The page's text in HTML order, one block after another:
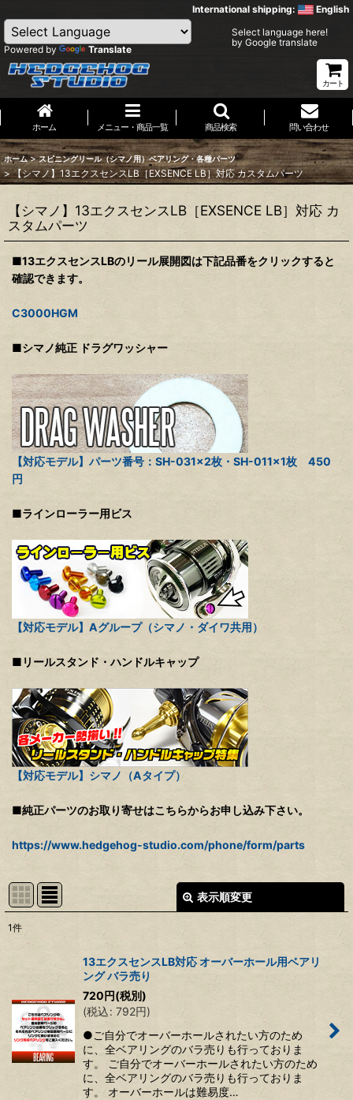
International shipping: English
Powered by Translate
Select language here!
by Google translate
カート
ホーム メニュー・商品一覧 商品検索 問い合わせ
ホーム > スピニングリール（シマノ用）ベアリング・各種パーツ
> 【シマノ】13エクスセンスLB［EXSENCE LB］対応 カスタムパーツ
【シマノ】13エクスセンスLB［EXSENCE LB］対応 カ
スタムパーツ
■13エクスセンスLBのリール展開図は下記品番をクリックすると
確認できます。
C3000HGM
■シマノ純正 ドラグワッシャー
【対応モデル】パーツ番号：SH-031×2枚・SH-011×1枚 450
円
■ラインローラー用ビス
【対応モデル】Aグループ（シマノ・ダイワ共用）
■リールスタンド・ハンドルキャップ
【対応モデル】シマノ（Aタイプ）
■純正パーツのお取り寄せはこちらからお申し込み下さい。
https://www.hedgehog-studio.com/phone/form/parts
表示順変更
表示数
1件
13エクスセンスLB対応 オーバーホール用ベアリ
ング バラ売り
720円(税別)
(税込: 792円)
●ご自分でオーバーホールされたい方のため
に、全ベアリングのバラ売りも行っておりま
す。 ご自分でオーバーホールされたい方のため
に、全ベアリングのバラ売りも行っておりま
す。 オーバーホールは難易度…